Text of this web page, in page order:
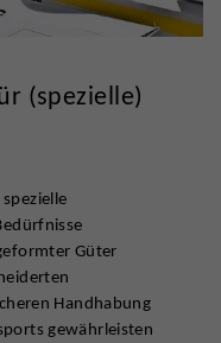
(spezielle)
Güter
Handhabung
gewährleisten